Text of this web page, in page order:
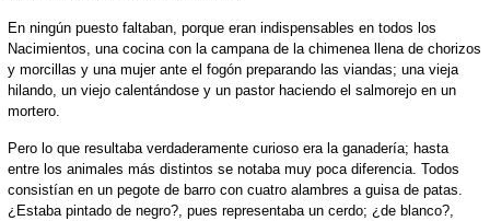
En ningún puesto faltaban, porque eran indispensables en todos los
Nacimientos, una cocina con la campana de la chimenea llena de chorizos
y morcillas y una mujer ante el fogón preparando las viandas; una vieja
hilando, un viejo calentándose y un pastor haciendo el salmorejo en un
mortero.
Pero lo que resultaba verdaderamente curioso era la ganadería; hasta
entre los animales más distintos se notaba muy poca diferencia. Todos
consistían en un pegote de barro con cuatro alambres a guisa de patas.
¿Estaba pintado de negro?, pues representaba un cerdo; ¿de blanco?,